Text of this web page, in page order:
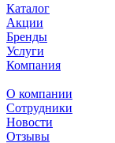
Каталог
Акции
Бренды
Услуги
Компания
О компании
Сотрудники
Новости
Отзывы